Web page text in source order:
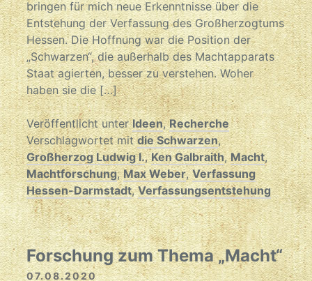
bringen für mich neue Erkenntnisse über die
Entstehung der Verfassung des Großherzogtums
Hessen. Die Hoffnung war die Position der
„Schwarzen“, die außerhalb des Machtapparats
Staat agierten, besser zu verstehen. Woher
haben sie die […]
Veröffentlicht unterIdeen,Recherche
Verschlagwortet mitdie Schwarzen,
Großherzog Ludwig I.,Ken Galbraith,Macht,
Machtforschung,Max Weber,Verfassung
Hessen-Darmstadt,Verfassungsentstehung
Forschung zum Thema „Macht“
07.08.2020